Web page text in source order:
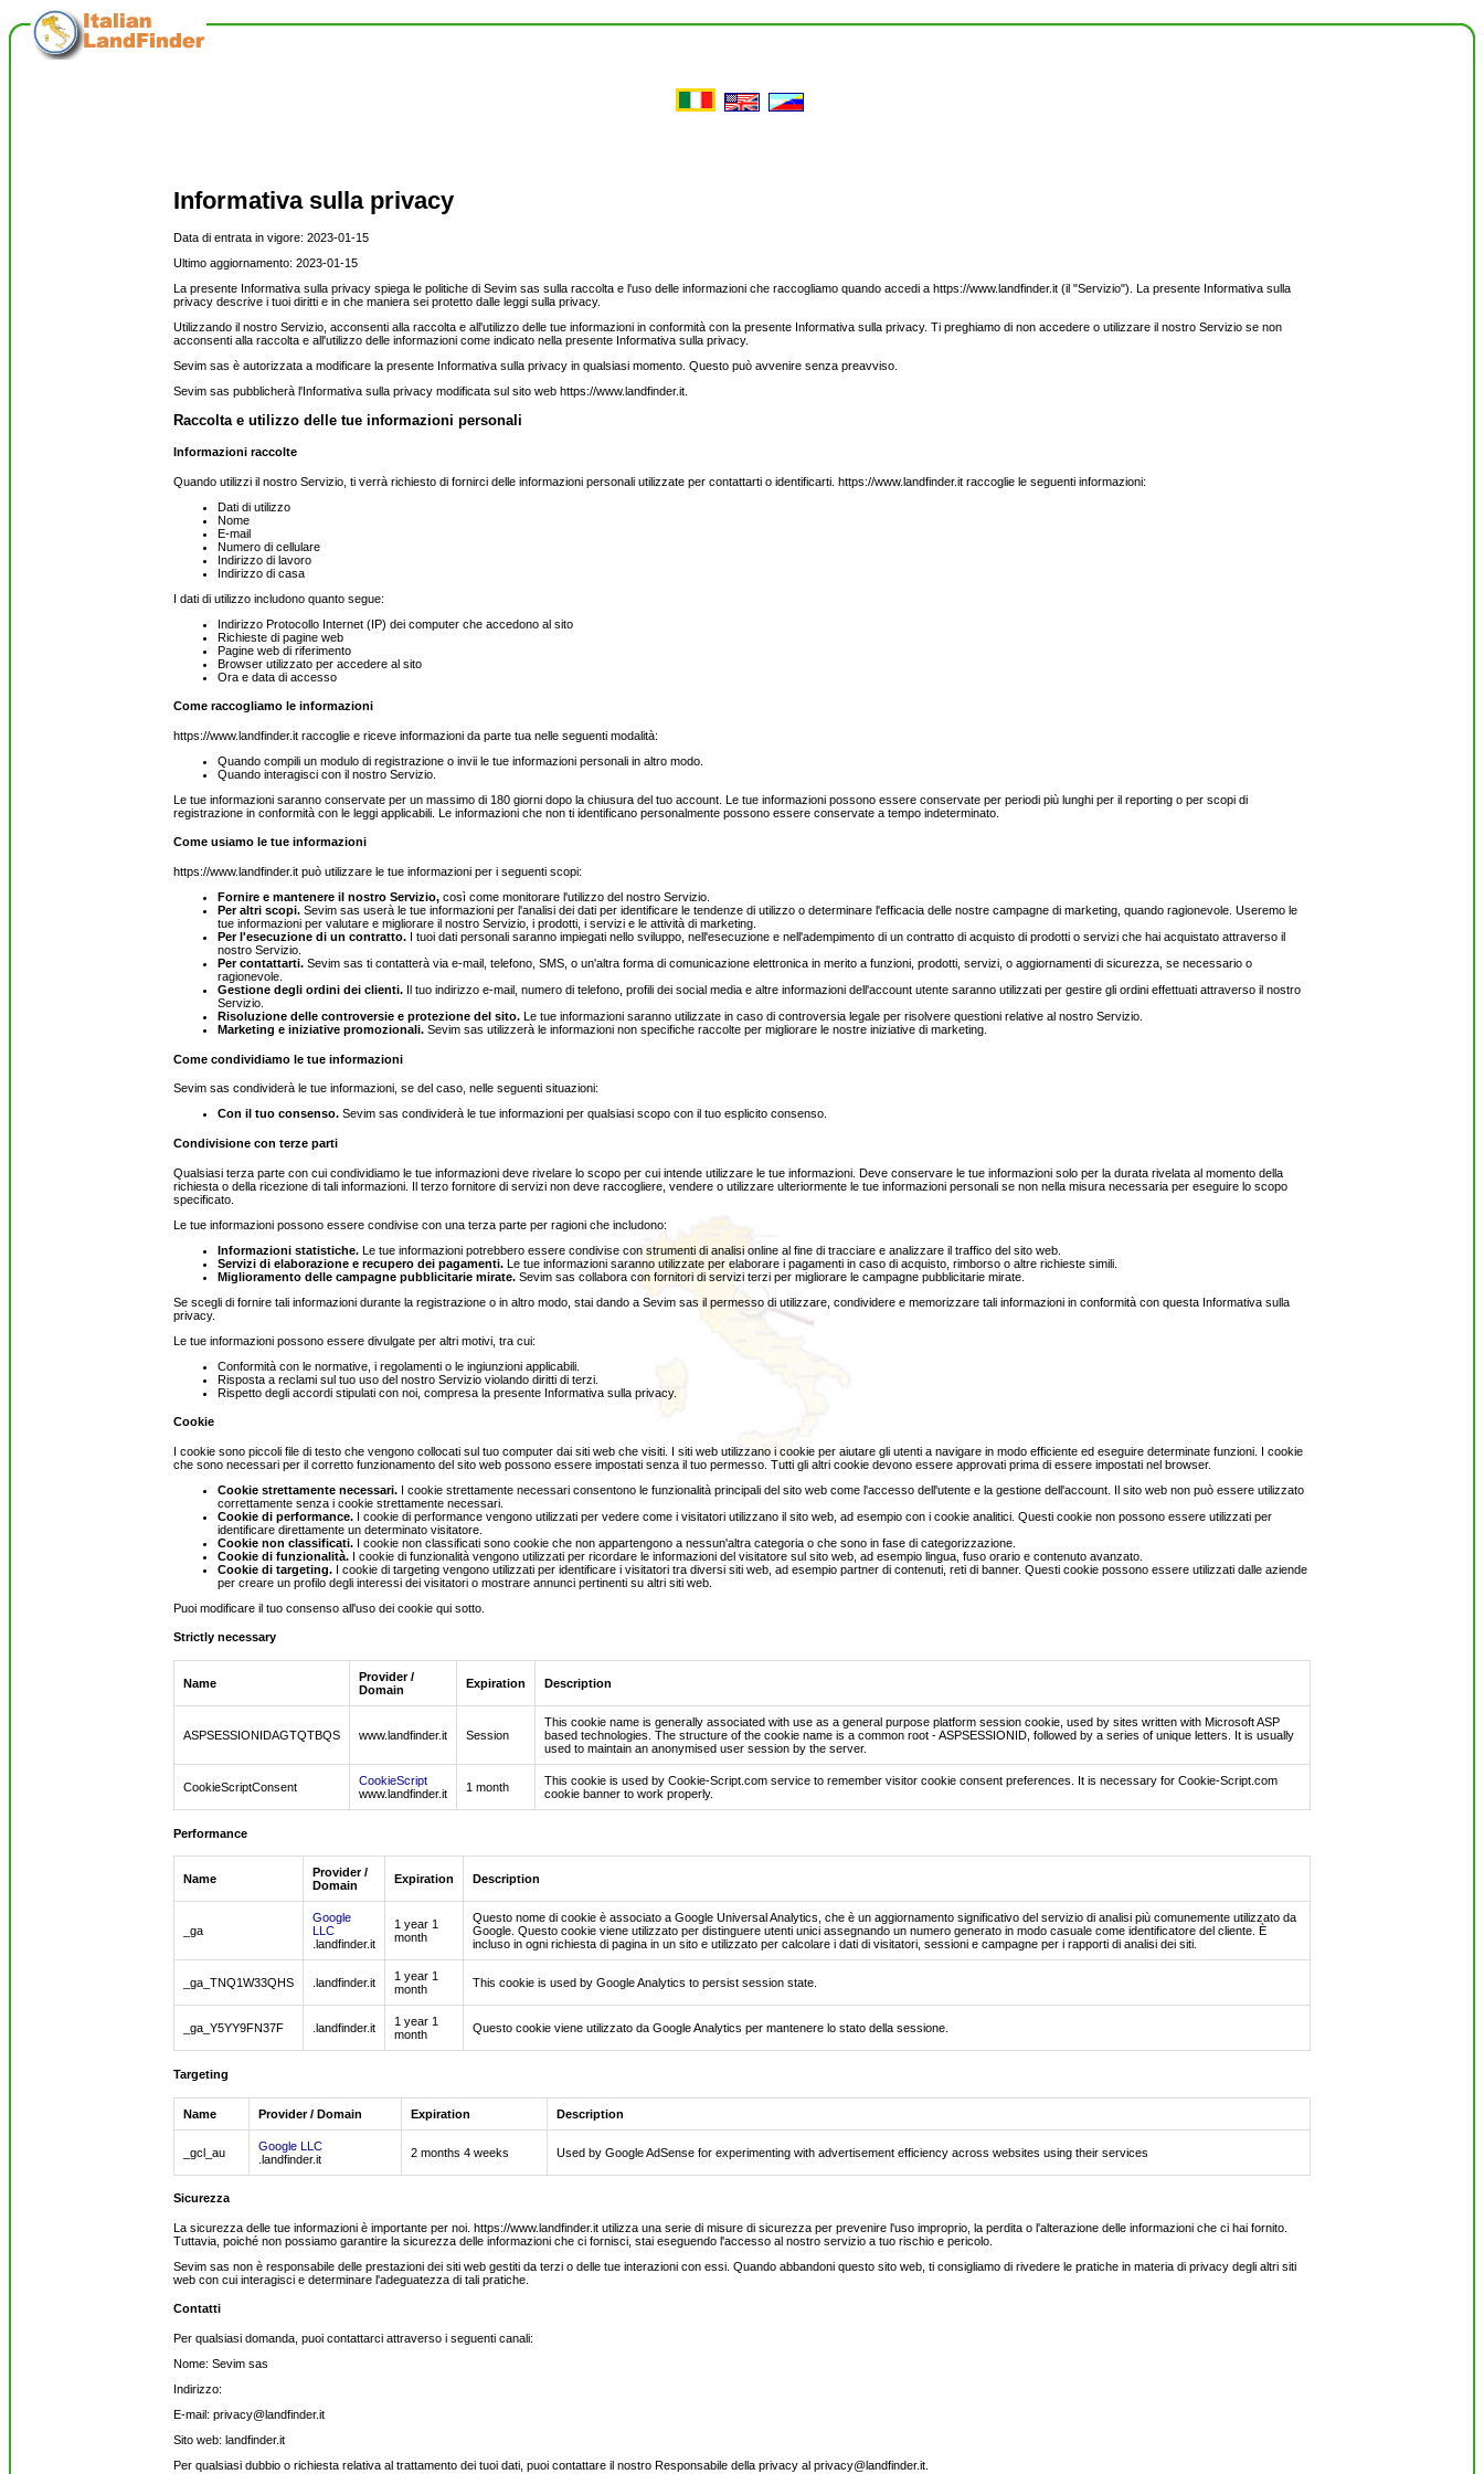
Informativa sulla privacy
Data di entrata in vigore: 2023-01-15
Ultimo aggiornamento: 2023-01-15
La presente Informativa sulla privacy spiega le politiche di Sevim sas sulla raccolta e l'uso delle informazioni che raccogliamo quando accedi a https://www.landfinder.it (il "Servizio"). La presente Informativa sulla
privacy descrive i tuoi diritti e in che maniera sei protetto dalle leggi sulla privacy.
Utilizzando il nostro Servizio, acconsenti alla raccolta e all'utilizzo delle tue informazioni in conformità con la presente Informativa sulla privacy. Ti preghiamo di non accedere o utilizzare il nostro Servizio se non
acconsenti alla raccolta e all'utilizzo delle informazioni come indicato nella presente Informativa sulla privacy.
Sevim sas è autorizzata a modificare la presente Informativa sulla privacy in qualsiasi momento. Questo può avvenire senza preavviso.
Sevim sas pubblicherà l'Informativa sulla privacy modificata sul sito web https://www.landfinder.it.
Raccolta e utilizzo delle tue informazioni personali
Informazioni raccolte
Quando utilizzi il nostro Servizio, ti verrà richiesto di fornirci delle informazioni personali utilizzate per contattarti o identificarti. https://www.landfinder.it raccoglie le seguenti informazioni:
Dati di utilizzo
Nome
E-mail
Numero di cellulare
Indirizzo di lavoro
Indirizzo di casa
I dati di utilizzo includono quanto segue:
Indirizzo Protocollo Internet (IP) dei computer che accedono al sito
Richieste di pagine web
Pagine web di riferimento
Browser utilizzato per accedere al sito
Ora e data di accesso
Come raccogliamo le informazioni
https://www.landfinder.it raccoglie e riceve informazioni da parte tua nelle seguenti modalità:
Quando compili un modulo di registrazione o invii le tue informazioni personali in altro modo.
Quando interagisci con il nostro Servizio.
Le tue informazioni saranno conservate per un massimo di 180 giorni dopo la chiusura del tuo account. Le tue informazioni possono essere conservate per periodi più lunghi per il reporting o per scopi di
registrazione in conformità con le leggi applicabili. Le informazioni che non ti identificano personalmente possono essere conservate a tempo indeterminato.
Come usiamo le tue informazioni
https://www.landfinder.it può utilizzare le tue informazioni per i seguenti scopi:
Fornire e mantenere il nostro Servizio, così come monitorare l'utilizzo del nostro Servizio.
Per altri scopi. Sevim sas userà le tue informazioni per l'analisi dei dati per identificare le tendenze di utilizzo o determinare l'efficacia delle nostre campagne di marketing, quando ragionevole. Useremo le
tue informazioni per valutare e migliorare il nostro Servizio, i prodotti, i servizi e le attività di marketing.
Per l'esecuzione di un contratto. I tuoi dati personali saranno impiegati nello sviluppo, nell'esecuzione e nell'adempimento di un contratto di acquisto di prodotti o servizi che hai acquistato attraverso il
nostro Servizio.
Per contattarti. Sevim sas ti contatterà via e-mail, telefono, SMS, o un'altra forma di comunicazione elettronica in merito a funzioni, prodotti, servizi, o aggiornamenti di sicurezza, se necessario o
ragionevole.
Gestione degli ordini dei clienti. Il tuo indirizzo e-mail, numero di telefono, profili dei social media e altre informazioni dell'account utente saranno utilizzati per gestire gli ordini effettuati attraverso il nostro
Servizio.
Risoluzione delle controversie e protezione del sito. Le tue informazioni saranno utilizzate in caso di controversia legale per risolvere questioni relative al nostro Servizio.
Marketing e iniziative promozionali. Sevim sas utilizzerà le informazioni non specifiche raccolte per migliorare le nostre iniziative di marketing.
Come condividiamo le tue informazioni
Sevim sas condividerà le tue informazioni, se del caso, nelle seguenti situazioni:
Con il tuo consenso. Sevim sas condividerà le tue informazioni per qualsiasi scopo con il tuo esplicito consenso.
Condivisione con terze parti
Qualsiasi terza parte con cui condividiamo le tue informazioni deve rivelare lo scopo per cui intende utilizzare le tue informazioni. Deve conservare le tue informazioni solo per la durata rivelata al momento della
richiesta o della ricezione di tali informazioni. Il terzo fornitore di servizi non deve raccogliere, vendere o utilizzare ulteriormente le tue informazioni personali se non nella misura necessaria per eseguire lo scopo
specificato.
Le tue informazioni possono essere condivise con una terza parte per ragioni che includono:
Informazioni statistiche. Le tue informazioni potrebbero essere condivise con strumenti di analisi online al fine di tracciare e analizzare il traffico del sito web.
Servizi di elaborazione e recupero dei pagamenti. Le tue informazioni saranno utilizzate per elaborare i pagamenti in caso di acquisto, rimborso o altre richieste simili.
Miglioramento delle campagne pubblicitarie mirate. Sevim sas collabora con fornitori di servizi terzi per migliorare le campagne pubblicitarie mirate.
Se scegli di fornire tali informazioni durante la registrazione o in altro modo, stai dando a Sevim sas il permesso di utilizzare, condividere e memorizzare tali informazioni in conformità con questa Informativa sulla
privacy.
Le tue informazioni possono essere divulgate per altri motivi, tra cui:
Conformità con le normative, i regolamenti o le ingiunzioni applicabili.
Risposta a reclami sul tuo uso del nostro Servizio violando diritti di terzi.
Rispetto degli accordi stipulati con noi, compresa la presente Informativa sulla privacy.
Cookie
I cookie sono piccoli file di testo che vengono collocati sul tuo computer dai siti web che visiti. I siti web utilizzano i cookie per aiutare gli utenti a navigare in modo efficiente ed eseguire determinate funzioni. I cookie
che sono necessari per il corretto funzionamento del sito web possono essere impostati senza il tuo permesso. Tutti gli altri cookie devono essere approvati prima di essere impostati nel browser.
Cookie strettamente necessari. I cookie strettamente necessari consentono le funzionalità principali del sito web come l'accesso dell'utente e la gestione dell'account. Il sito web non può essere utilizzato
correttamente senza i cookie strettamente necessari.
Cookie di performance. I cookie di performance vengono utilizzati per vedere come i visitatori utilizzano il sito web, ad esempio con i cookie analitici. Questi cookie non possono essere utilizzati per
identificare direttamente un determinato visitatore.
Cookie non classificati. I cookie non classificati sono cookie che non appartengono a nessun'altra categoria o che sono in fase di categorizzazione.
Cookie di funzionalità. I cookie di funzionalità vengono utilizzati per ricordare le informazioni del visitatore sul sito web, ad esempio lingua, fuso orario e contenuto avanzato.
Cookie di targeting. I cookie di targeting vengono utilizzati per identificare i visitatori tra diversi siti web, ad esempio partner di contenuti, reti di banner. Questi cookie possono essere utilizzati dalle aziende
per creare un profilo degli interessi dei visitatori o mostrare annunci pertinenti su altri siti web.
Puoi modificare il tuo consenso all'uso dei cookie qui sotto.
Strictly necessary
Name
Provider /
Domain
Expiration Description
ASPSESSIONIDAGTQTBQS www.landfinder.it Session
This cookie name is generally associated with use as a general purpose platform session cookie, used by sites written with Microsoft ASP
based technologies. The structure of the cookie name is a common root - ASPSESSIONID, followed by a series of unique letters. It is usually
used to maintain an anonymised user session by the server.
CookieScriptConsent
CookieScript
www.landfinder.it
1 month
This cookie is used by Cookie-Script.com service to remember visitor cookie consent preferences. It is necessary for Cookie-Script.com
cookie banner to work properly.
Performance
Name
Provider /
Domain
Expiration Description
_ga
Google
LLC
.landfinder.it
1 year 1
month
Questo nome di cookie è associato a Google Universal Analytics, che è un aggiornamento significativo del servizio di analisi più comunemente utilizzato da
Google. Questo cookie viene utilizzato per distinguere utenti unici assegnando un numero generato in modo casuale come identificatore del cliente. È
incluso in ogni richiesta di pagina in un sito e utilizzato per calcolare i dati di visitatori, sessioni e campagne per i rapporti di analisi dei siti.
_ga_TNQ1W33QHS .landfinder.it
1 year 1
month
This cookie is used by Google Analytics to persist session state.
_ga_Y5YY9FN37F .landfinder.it
1 year 1
month
Questo cookie viene utilizzato da Google Analytics per mantenere lo stato della sessione.
Targeting
Name Provider / Domain Expiration Description
_gcl_au
Google LLC
.landfinder.it
2 months 4 weeks Used by Google AdSense for experimenting with advertisement efficiency across websites using their services
Sicurezza
La sicurezza delle tue informazioni è importante per noi. https://www.landfinder.it utilizza una serie di misure di sicurezza per prevenire l'uso improprio, la perdita o l'alterazione delle informazioni che ci hai fornito.
Tuttavia, poiché non possiamo garantire la sicurezza delle informazioni che ci fornisci, stai eseguendo l'accesso al nostro servizio a tuo rischio e pericolo.
Sevim sas non è responsabile delle prestazioni dei siti web gestiti da terzi o delle tue interazioni con essi. Quando abbandoni questo sito web, ti consigliamo di rivedere le pratiche in materia di privacy degli altri siti
web con cui interagisci e determinare l'adeguatezza di tali pratiche.
Contatti
Per qualsiasi domanda, puoi contattarci attraverso i seguenti canali:
Nome: Sevim sas
Indirizzo:
E-mail: privacy@landfinder.it
Sito web: landfinder.it
Per qualsiasi dubbio o richiesta relativa al trattamento dei tuoi dati, puoi contattare il nostro Responsabile della privacy al privacy@landfinder.it.